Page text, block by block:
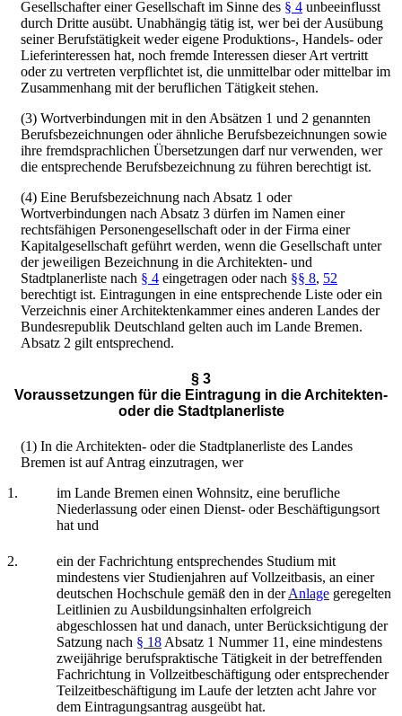
Gesellschafter einer Gesellschaft im Sinne des § 4 unbeeinflusst
durch Dritte ausübt. Unabhängig tätig ist, wer bei der Ausübung
seiner Berufstätigkeit weder eigene Produktions-, Handels- oder
Lieferinteressen hat, noch fremde Interessen dieser Art vertritt
oder zu vertreten verpflichtet ist, die unmittelbar oder mittelbar im
Zusammenhang mit der beruflichen Tätigkeit stehen.
(3) Wortverbindungen mit in den Absätzen 1 und 2 genannten
Berufsbezeichnungen oder ähnliche Berufsbezeichnungen sowie
ihre fremdsprachlichen Übersetzungen darf nur verwenden, wer
die entsprechende Berufsbezeichnung zu führen berechtigt ist.
(4) Eine Berufsbezeichnung nach Absatz 1 oder
Wortverbindungen nach Absatz 3 dürfen im Namen einer
rechtsfähigen Personengesellschaft oder in der Firma einer
Kapitalgesellschaft geführt werden, wenn die Gesellschaft unter
der jeweiligen Bezeichnung in die Architekten- und
Stadtplanerliste nach § 4 eingetragen oder nach §§ 8, 52
berechtigt ist. Eintragungen in eine entsprechende Liste oder ein
Verzeichnis einer Architektenkammer eines anderen Landes der
Bundesrepublik Deutschland gelten auch im Lande Bremen.
Absatz 2 gilt entsprechend.
§ 3
Voraussetzungen für die Eintragung in die Architekten-
oder die Stadtplanerliste
(1) In die Architekten- oder die Stadtplanerliste des Landes
Bremen ist auf Antrag einzutragen, wer
1.
im Lande Bremen einen Wohnsitz, eine berufliche
Niederlassung oder einen Dienst- oder Beschäftigungsort
hat und
2.
ein der Fachrichtung entsprechendes Studium mit
mindestens vier Studienjahren auf Vollzeitbasis, an einer
deutschen Hochschule gemäß den in derAnlage geregelten
Leitlinien zu Ausbildungsinhalten erfolgreich
abgeschlossen hat und danach, unter Berücksichtigung der
Satzung nach § 18 Absatz 1 Nummer 11, eine mindestens
zweijährige berufspraktische Tätigkeit in der betreffenden
Fachrichtung in Vollzeitbeschäftigung oder entsprechender
Teilzeitbeschäftigung im Laufe der letzten acht Jahre vor
dem Eintragungsantrag ausgeübt hat.